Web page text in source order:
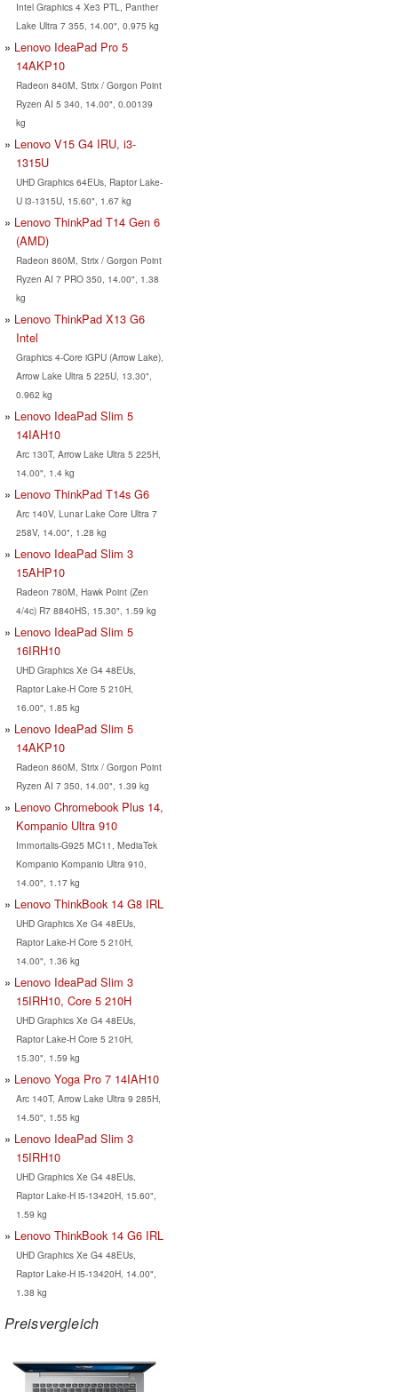
Intel Graphics 4 Xe3 PTL, Panther
Lake Ultra 7 355, 14.00", 0.975 kg
Lenovo IdeaPad Pro 5
14AKP10
Radeon 840M, Strix / Gorgon Point
Ryzen AI 5 340, 14.00", 0.00139
kg
Lenovo V15 G4 IRU, i3-
1315U
UHD Graphics 64EUs, Raptor Lake-
U i3-1315U, 15.60", 1.67 kg
Lenovo ThinkPad T14 Gen 6
(AMD)
Radeon 860M, Strix / Gorgon Point
Ryzen AI 7 PRO 350, 14.00", 1.38
kg
Lenovo ThinkPad X13 G6
Intel
Graphics 4-Core iGPU (Arrow Lake),
Arrow Lake Ultra 5 225U, 13.30",
0.962 kg
Lenovo IdeaPad Slim 5
14IAH10
Arc 130T, Arrow Lake Ultra 5 225H,
14.00", 1.4 kg
Lenovo ThinkPad T14s G6
Arc 140V, Lunar Lake Core Ultra 7
258V, 14.00", 1.28 kg
Lenovo IdeaPad Slim 3
15AHP10
Radeon 780M, Hawk Point (Zen
4/4c) R7 8840HS, 15.30", 1.59 kg
Lenovo IdeaPad Slim 5
16IRH10
UHD Graphics Xe G4 48EUs,
Raptor Lake-H Core 5 210H,
16.00", 1.85 kg
Lenovo IdeaPad Slim 5
14AKP10
Radeon 860M, Strix / Gorgon Point
Ryzen AI 7 350, 14.00", 1.39 kg
Lenovo Chromebook Plus 14,
Kompanio Ultra 910
Immortalis-G925 MC11, MediaTek
Kompanio Kompanio Ultra 910,
14.00", 1.17 kg
Lenovo ThinkBook 14 G8 IRL
UHD Graphics Xe G4 48EUs,
Raptor Lake-H Core 5 210H,
14.00", 1.36 kg
Lenovo IdeaPad Slim 3
15IRH10, Core 5 210H
UHD Graphics Xe G4 48EUs,
Raptor Lake-H Core 5 210H,
15.30", 1.59 kg
Lenovo Yoga Pro 7 14IAH10
Arc 140T, Arrow Lake Ultra 9 285H,
14.50", 1.55 kg
Lenovo IdeaPad Slim 3
15IRH10
UHD Graphics Xe G4 48EUs,
Raptor Lake-H i5-13420H, 15.60",
1.59 kg
Lenovo ThinkBook 14 G6 IRL
UHD Graphics Xe G4 48EUs,
Raptor Lake-H i5-13420H, 14.00",
1.38 kg
Preisvergleich